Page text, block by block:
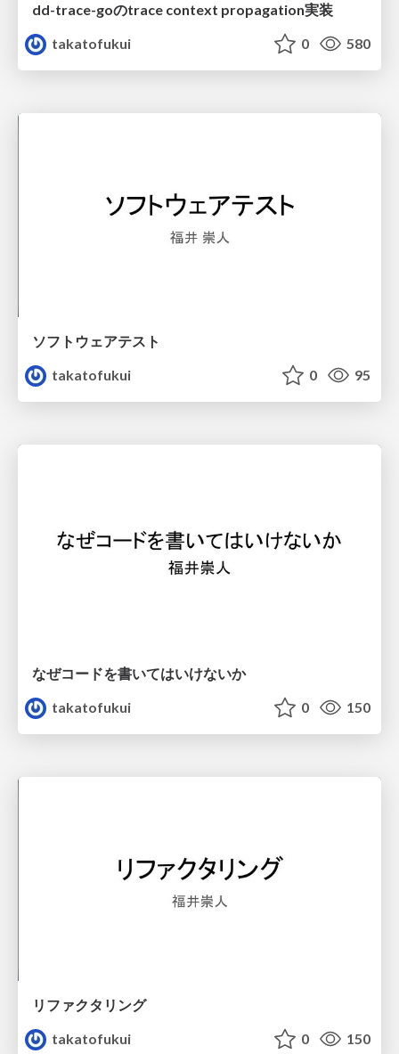
dd-trace-goのtrace context propagation実装
takatofukui
0 580
ソフトウェアテスト
takatofukui
0 95
なぜコードを書いてはいけないか
takatofukui
0 150
リファクタリング
takatofukui
0 150